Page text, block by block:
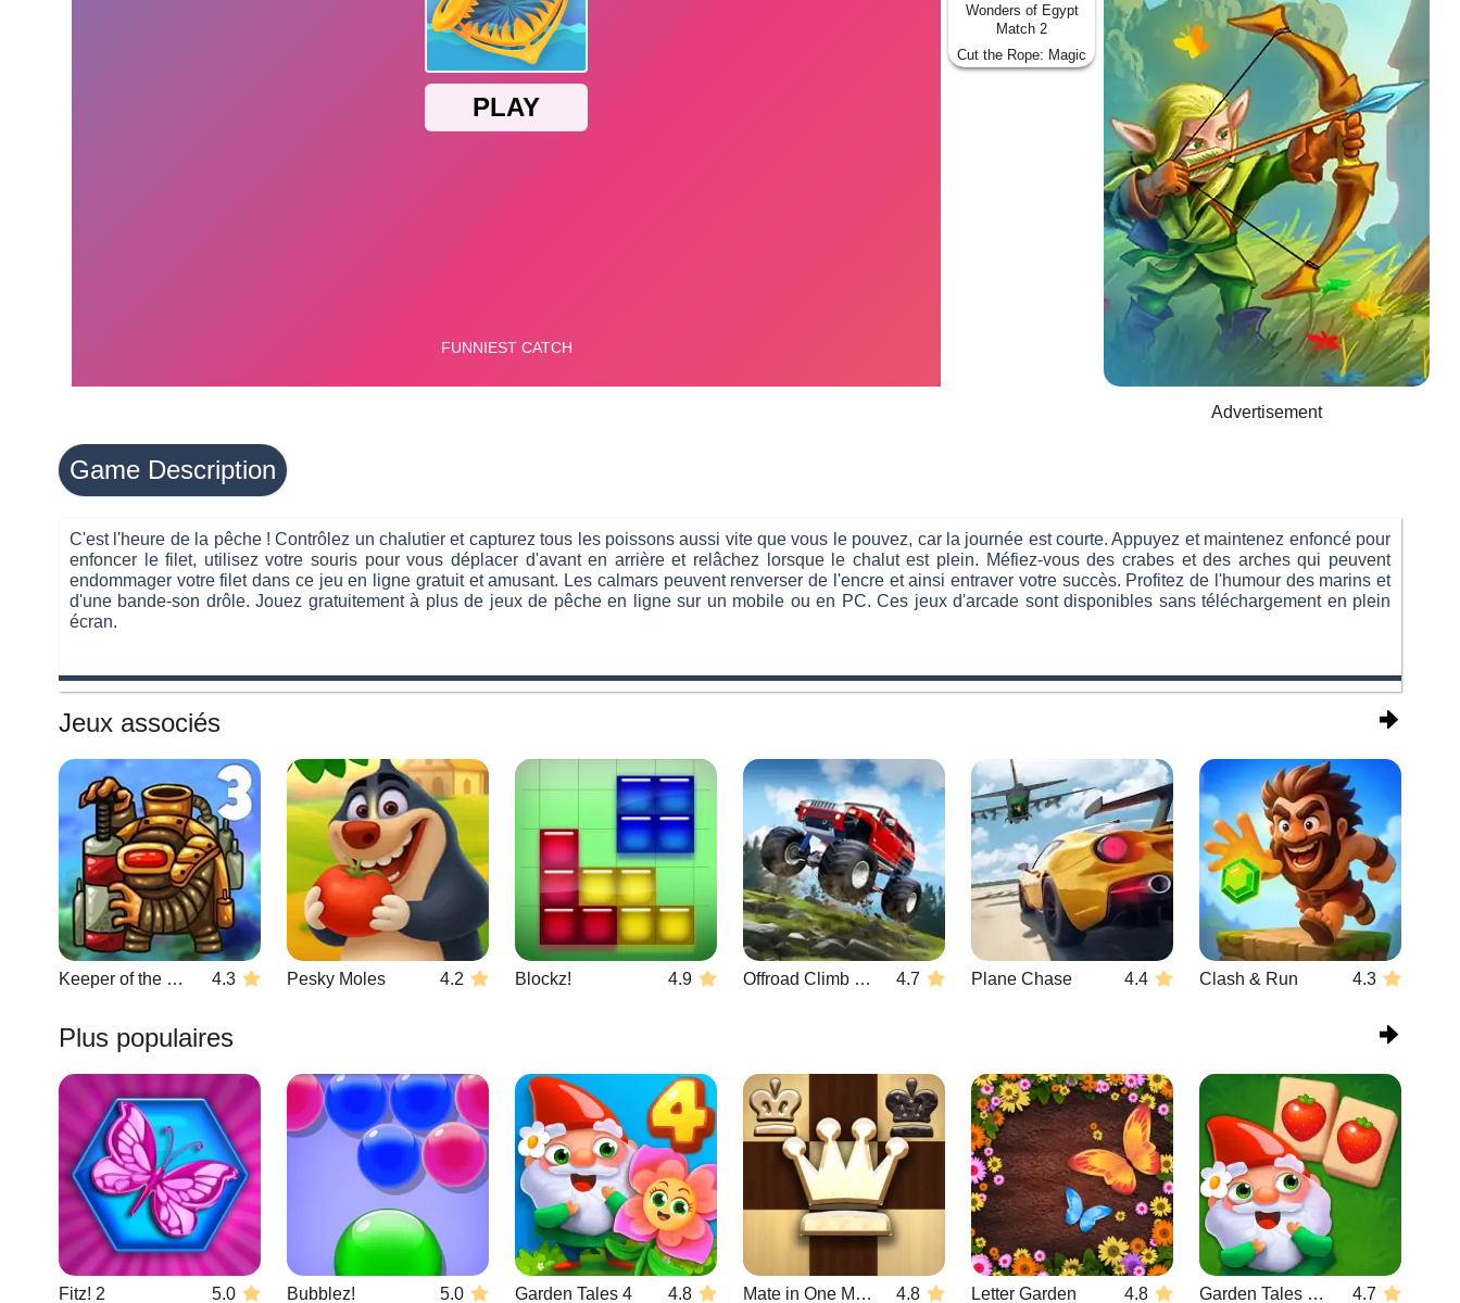
Wonders of Egypt
Match 2
Cut the Rope: Magic
Advertisement
Game Description
C'est l'heure de la pêche ! Contrôlez un chalutier et capturez tous les poissons aussi vite que vous le pouvez, car la journée est courte. Appuyez et maintenez enfoncé pour
enfoncer le filet, utilisez votre souris pour vous déplacer d'avant en arrière et relâchez lorsque le chalut est plein. Méfiez-vous des crabes et des arches qui peuvent
endommager votre filet dans ce jeu en ligne gratuit et amusant. Les calmars peuvent renverser de l'encre et ainsi entraver votre succès. Profitez de l'humour des marins et
d'une bande-son drôle. Jouez gratuitement à plus de jeux de pêche en ligne sur un mobile ou en PC. Ces jeux d'arcade sont disponibles sans téléchargement en plein
écran.
Jeux associés
Keeper of the Grove 3 4.3 Pesky Moles 4.2 Blockz! 4.9 Offroad Climb 4x4 4.7 Plane Chase 4.4 Clash & Run 4.3
Plus populaires
Fitz! 2 5.0 Bubblez! 5.0 Garden Tales 4 4.8 Mate in One Move 4.8 Letter Garden 4.8 Garden Tales Mahjong 4.7